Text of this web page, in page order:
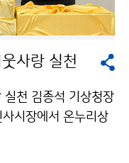
사랑 실천
실천 김종석 기상청장
시장에서 온누리상